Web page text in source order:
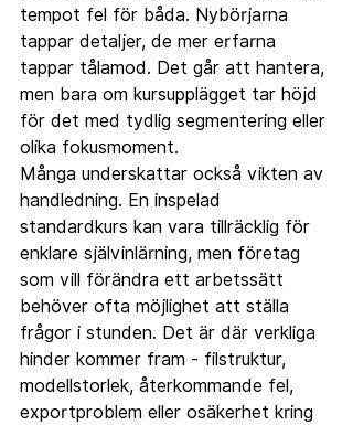
tempot fel för båda. Nybörjarna
tappar detaljer, de mer erfarna
tappar tålamod. Det går att hantera,
men bara om kursupplägget tar höjd
för det med tydlig segmentering eller
olika fokusmoment.
Många underskattar också vikten av
handledning. En inspelad
standardkurs kan vara tillräcklig för
enklare självinlärning, men företag
som vill förändra ett arbetssätt
behöver ofta möjlighet att ställa
frågor i stunden. Det är där verkliga
hinder kommer fram - filstruktur,
modellstorlek, återkommande fel,
exportproblem eller osäkerhet kring